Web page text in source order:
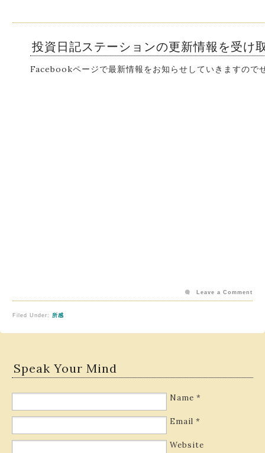
投資日記ステーションの更新情報を受け
Facebookページで最新情報をお知らせしていきますので
Filed Under: 所感
Leave a Comment
Speak Your Mind
Name *
Email *
Website